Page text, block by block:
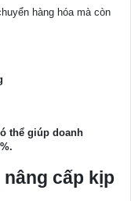
hàng hóa mà còn
thể giúp doanh
cấp kịp